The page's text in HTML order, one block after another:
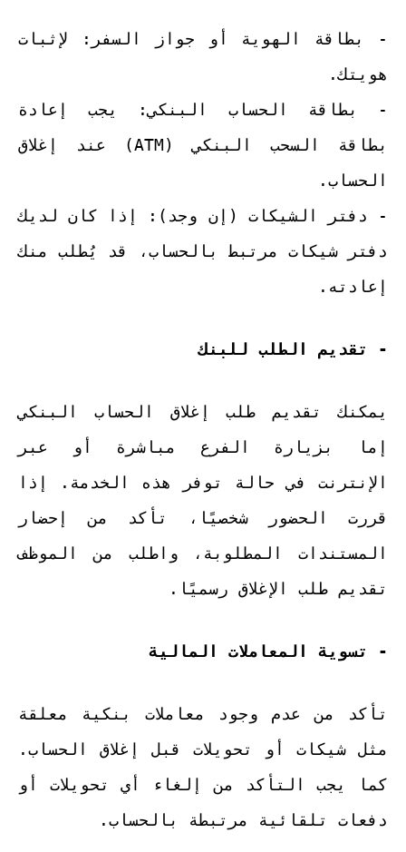
- بطاقة الهوية أو جواز السفر: لإثبات
هويتك.
- بطاقة الحساب البنكي: يجب إعادة
بطاقة السحب البنكي (ATM) عند إغلاق
الحساب.
- دفتر الشيكات (إن وجد): إذا كان لديك
دفتر شيكات مرتبط بالحساب، قد يُطلب منك
إعادته.
- تقديم الطلب للبنك
يمكنك تقديم طلب إغلاق الحساب البنكي
إما بزيارة الفرع مباشرة أو عبر
الإنترنت في حالة توفر هذه الخدمة. إذا
قررت الحضور شخصيًا، تأكد من إحضار
المستندات المطلوبة، واطلب من الموظف
تقديم طلب الإغلاق رسميًا.
- تسوية المعاملات المالية
تأكد من عدم وجود معاملات بنكية معلقة
مثل شيكات أو تحويلات قبل إغلاق الحساب.
كما يجب التأكد من إلغاء أي تحويلات أو
دفعات تلقائية مرتبطة بالحساب.